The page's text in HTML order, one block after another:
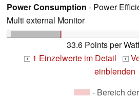
Power Consumption - Power
Multi external Monitor
33.6 Points per Watt
+ 1 Einzelwerte im Detail +
einblenden
- Bereich